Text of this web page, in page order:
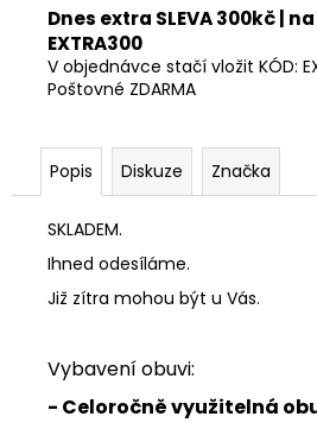
Dnes extra SLEVA 300kč | na
EXTRA300
V objednávce stačí vložit KÓD:
Poštovné ZDARMA
Popis Diskuze Značka
SKLADEM.
Ihned odesíláme.
Již zítra mohou být u Vás.
Vybavení obuvi:
- Celoročně využitelná